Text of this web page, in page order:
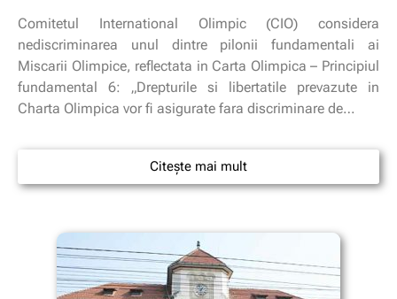
Comitetul International Olimpic (CIO) considera
nediscriminarea unul dintre pilonii fundamentali ai
Miscarii Olimpice, reflectata in Carta Olimpica – Principiul
fundamental 6: „Drepturile si libertatile prevazute in
Charta Olimpica vor fi asigurate fara discriminare de…
Citește mai mult